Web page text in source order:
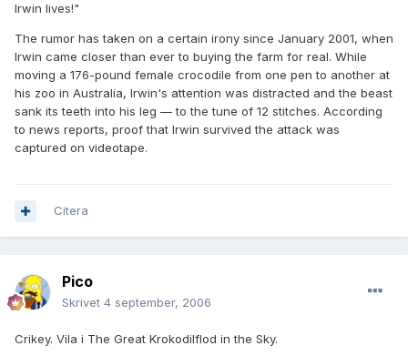
Irwin lives!"
The rumor has taken on a certain irony since January 2001, when
Irwin came closer than ever to buying the farm for real. While
moving a 176-pound female crocodile from one pen to another at
his zoo in Australia, Irwin's attention was distracted and the beast
sank its teeth into his leg — to the tune of 12 stitches. According
to news reports, proof that Irwin survived the attack was
captured on videotape.
Citera
Pico
Skrivet 4 september, 2006
Crikey. Vila i The Great Krokodilflod in the Sky.